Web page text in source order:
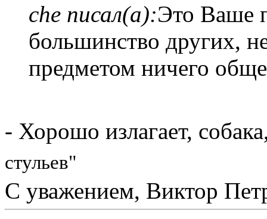
che писал(а):Это Ваше
большинство других,
предметом ничего
- Хорошо излагает,
стульев"
С уважением, Виктор